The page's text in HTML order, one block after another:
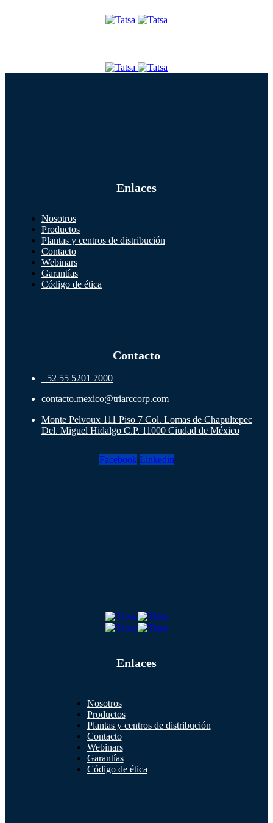
Enlaces
Nosotros
Productos
Plantas y centros de distribución
Contacto
Webinars
Garantías
Código de ética
Contacto
+52 55 5201 7000
contacto.mexico@triarccorp.com
Monte Pelvoux 111 Piso 7 Col. Lomas de Chapultepec
Del. Miguel Hidalgo C.P. 11000 Ciudad de México
Facebook Linkedin
Enlaces
Nosotros
Productos
Plantas y centros de distribución
Contacto
Webinars
Garantías
Código de ética